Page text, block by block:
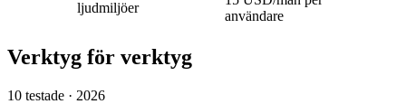
ljudmiljöer
användare
Verktyg för verktyg
10 testade · 2026